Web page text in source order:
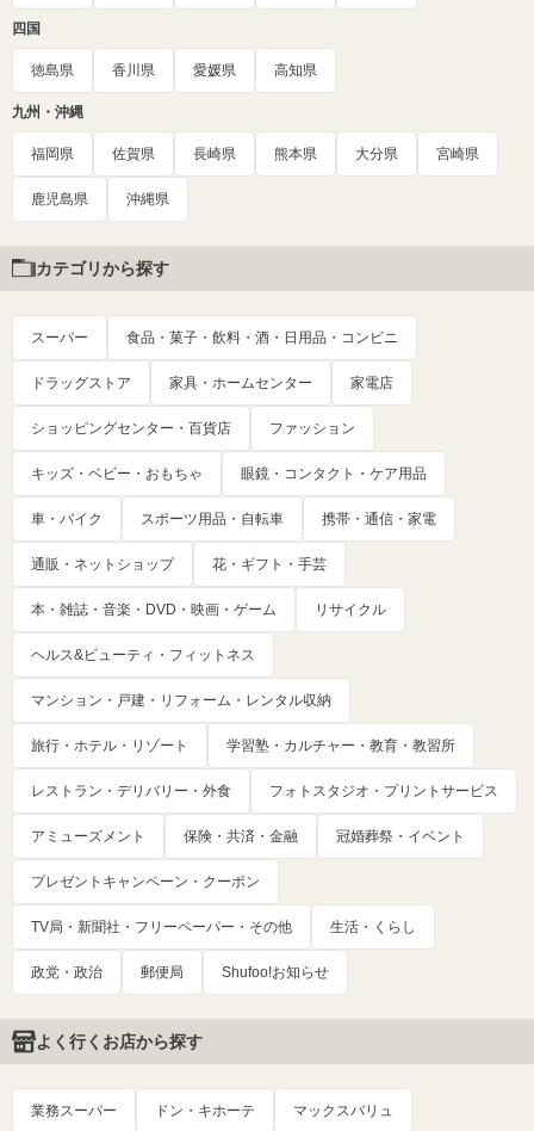
四国
徳島県 香川県 愛媛県 高知県
九州・沖縄
福岡県 佐賀県 長崎県 熊本県 大分県 宮崎県
鹿児島県 沖縄県
カテゴリから探す
スーパー 食品・菓子・飲料・酒・日用品・コンビニ
ドラッグストア 家具・ホームセンター 家電店
ショッピングセンター・百貨店 ファッション
キッズ・ベビー・おもちゃ 眼鏡・コンタクト・ケア用品
車・バイク スポーツ用品・自転車 携帯・通信・家電
通販・ネットショップ 花・ギフト・手芸
本・雑誌・音楽・DVD・映画・ゲーム リサイクル
ヘルス&ビューティ・フィットネス
マンション・戸建・リフォーム・レンタル収納
旅行・ホテル・リゾート 学習塾・カルチャー・教育・教習所
レストラン・デリバリー・外食 フォトスタジオ・プリントサービス
アミューズメント 保険・共済・金融 冠婚葬祭・イベント
プレゼントキャンペーン・クーポン
TV局・新聞社・フリーペーパー・その他 生活・くらし
政党・政治 郵便局 Shufoo!お知らせ
よく行くお店から探す
業務スーパー ドン・キホーテ マックスバリュ